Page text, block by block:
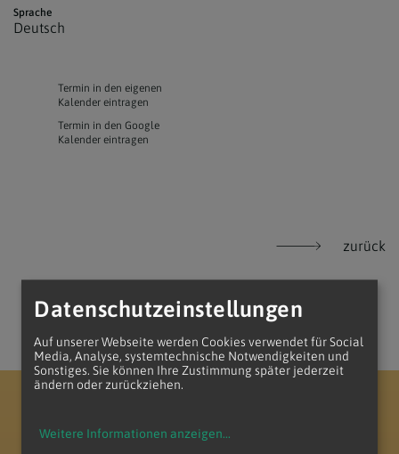
Sprache
Deutsch
Termin in den eigenen
Kalender eintragen
Termin in den Google
Kalender eintragen
zurück
Datenschutzeinstellungen
Auf unserer Webseite werden Cookies verwendet für Social
Media, Analyse, systemtechnische Notwendigkeiten und
Sonstiges. Sie können Ihre Zustimmung später jederzeit
ändern oder zurückziehen.
Weitere Informationen anzeigen...